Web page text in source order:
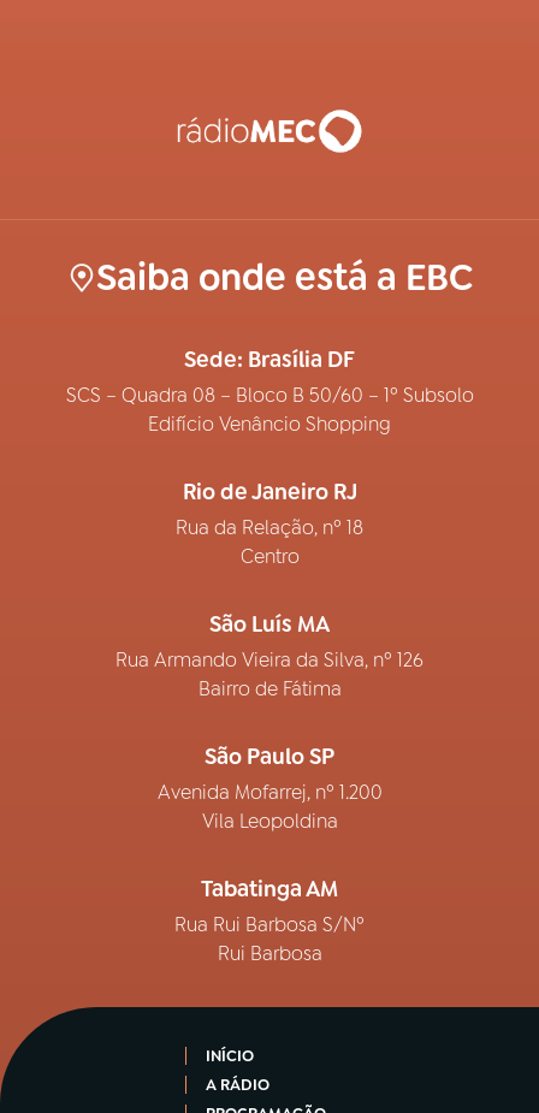
Saiba onde está a EBC
Sede: Brasília DF
SCS – Quadra 08 – Bloco B 50/60 – 1º Subsolo
Edifício Venâncio Shopping
Rio de Janeiro RJ
Rua da Relação, nº 18
Centro
São Luís MA
Rua Armando Vieira da Silva, nº 126
Bairro de Fátima
São Paulo SP
Avenida Mofarrej, nº 1.200
Vila Leopoldina
Tabatinga AM
Rua Rui Barbosa S/Nº
Rui Barbosa
INÍCIO
A RÁDIO